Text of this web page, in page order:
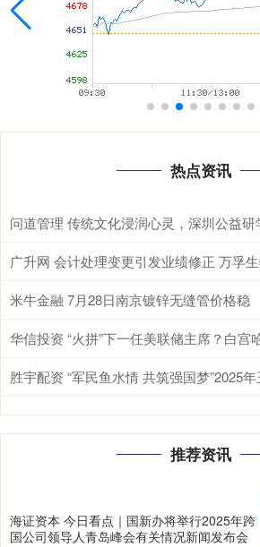
热点资讯
问道管理 传统文化浸润心灵，深圳公益
米牛金融 7月28日南京镀锌无缝管价格稳
推荐资讯
海证资本 今日看点｜国新办将举行2025年跨
国公司领导人青岛峰会有关情况新闻发布会